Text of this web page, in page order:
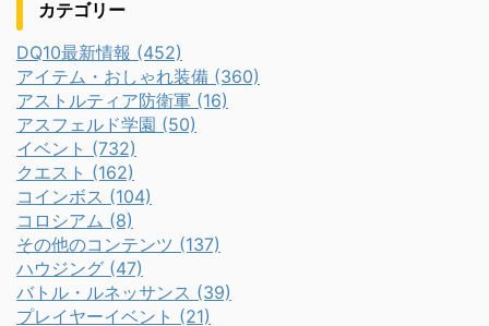
カテゴリー
DQ10最新情報 (452)
アイテム・おしゃれ装備 (360)
アストルティア防衛軍 (16)
アスフェルド学園 (50)
イベント (732)
クエスト (162)
コインボス (104)
コロシアム (8)
その他のコンテンツ (137)
ハウジング (47)
バトル・ルネッサンス (39)
プレイヤーイベント (21)